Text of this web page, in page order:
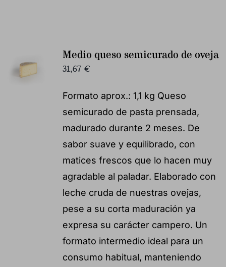
Medio queso semicurado de oveja
31,67 €
Formato aprox.: 1,1 kg Queso
semicurado de pasta prensada,
madurado durante 2 meses. De
sabor suave y equilibrado, con
matices frescos que lo hacen muy
agradable al paladar. Elaborado con
leche cruda de nuestras ovejas,
pese a su corta maduración ya
expresa su carácter campero. Un
formato intermedio ideal para un
consumo habitual, manteniendo